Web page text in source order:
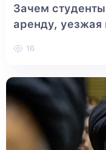
Зачем
аренду, уезжая
16